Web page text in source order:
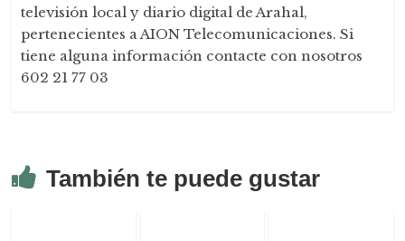
televisión local y diario digital de Arahal,
pertenecientes a AION Telecomunicaciones. Si
tiene alguna información contacte con nosotros
602 21 77 03
También te puede gustar